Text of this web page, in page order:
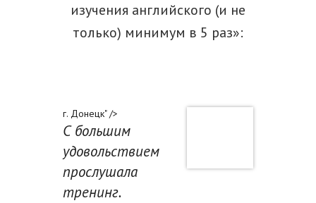
изучения английского (и не
только) минимум в 5 раз»:
г. Донецк" />
С большим
удовольствием
прослушала
тренинг.